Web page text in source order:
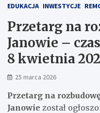
EDUKACJA INWESTYCJE
Przetarg na
Janowie –
8 kwietnia
25 marca 2026
Przetarg na
Janowie został